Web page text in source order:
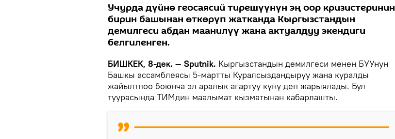
Учурда дүйнө геосаясий тирешүүнүн эң оор кризистеринин
бирин башынан өткөрүп жатканда Кыргызстандын
демилгеси абдан маанилүү жана актуалдуу экендиги
белгиленген.
БИШКЕК, 8-дек. — Sputnik. Кыргызстандын демилгеси менен БУУнун
Башкы ассамблеясы 5-мартты Куралсыздандыруу жана куралды
жайылтпоо боюнча эл аралык агартуу күнү деп жарыялады. Бул
туурасында ТИМдин маалымат кызматынан кабарлашты.